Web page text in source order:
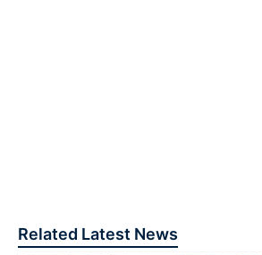
Related Latest News